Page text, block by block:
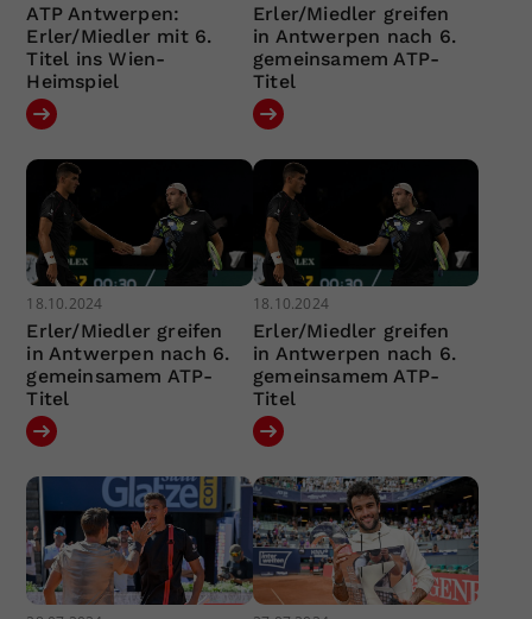
ATP Antwerpen:
Erler/Miedler mit 6.
Titel ins Wien-
Heimspiel
Erler/Miedler greifen
in Antwerpen nach 6.
gemeinsamem ATP-
Titel
18.10.2024
Erler/Miedler greifen
in Antwerpen nach 6.
gemeinsamem ATP-
Titel
18.10.2024
Erler/Miedler greifen
in Antwerpen nach 6.
gemeinsamem ATP-
Titel